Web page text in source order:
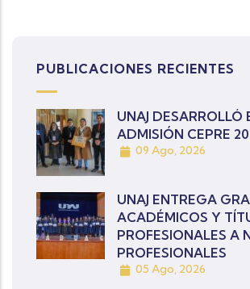
PUBLICACIONES RECIENTES
UNAJ DESARROLLÓ
ADMISIÓN CEPRE
09 Ago, 2026
UNAJ ENTREGA
ACADÉMICOS Y
PROFESIONALES A
PROFESIONALES
05 Ago, 2026